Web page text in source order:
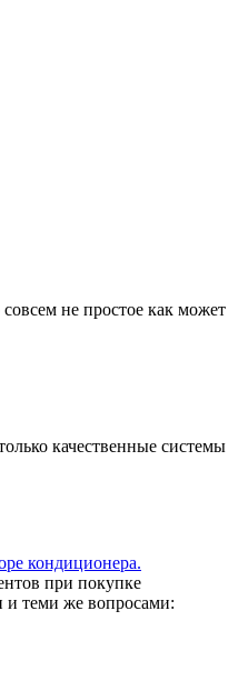
не простое как может
качественные системы
кондиционера.
при покупке
и теми же вопросами: